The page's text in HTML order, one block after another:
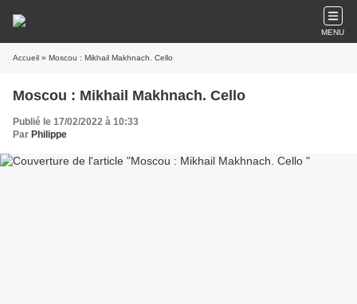
MENU
Accueil » Moscou : Mikhail Makhnach. Cello
Moscou : Mikhail Makhnach. Cello
Publié le 17/02/2022 à 10:33
Par Philippe